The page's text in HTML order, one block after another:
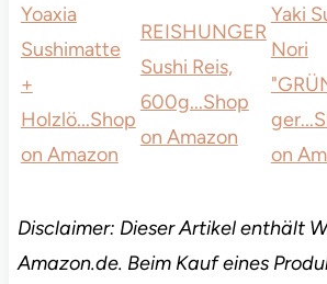
Yoaxia
Sushimatte
+
Holzlö...Shop
on Amazon
REISHUNGER
Sushi Reis,
600g...Shop
on Amazon
Yaki
Nori
ger...
on
Disclaimer: Dieser Artikel enthält
Amazon.de. Beim Kauf eines